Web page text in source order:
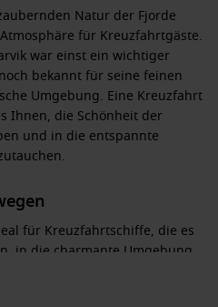
Natur der Fjorde
für Kreuzfahrtgäste.
war einst ein wichtiger
bekannt für seine feinen
Umgebung. Eine Kreuzfahrt
Ihnen, die Schönheit der
und in die entspannte
für Kreuzfahrtschiffe, die es
in die charmante Umgebung